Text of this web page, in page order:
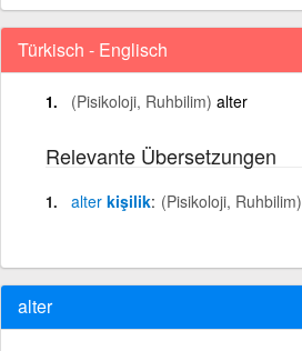
Türkisch - Englisch
(Pisikoloji, Ruhbilim) alter
Relevante Übersetzungen
alter kişilik (Pisikoloji, Ruhbilim)
alter